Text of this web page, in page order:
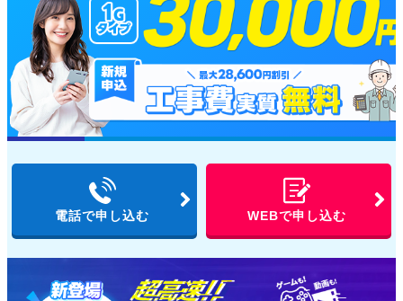
電話で申し込む WEBで申し込む